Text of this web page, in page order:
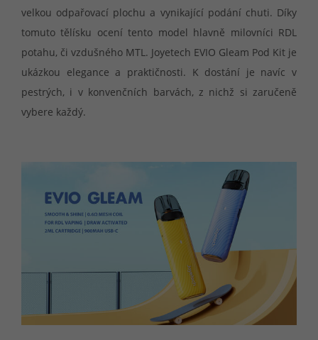
velkou odpařovací plochu a vynikající podání chuti. Díky
tomuto tělísku ocení tento model hlavně milovníci RDL
potahu, či vzdušného MTL. Joyetech EVIO Gleam Pod Kit je
ukázkou elegance a praktičnosti. K dostání je navíc v
pestrých, i v konvenčních barvách, z nichž si zaručeně
vybere každý.